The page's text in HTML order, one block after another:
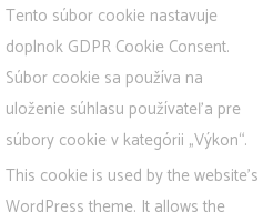
Tento súbor cookie nastavuje
doplnok GDPR Cookie Consent.
Súbor cookie sa používa na
uloženie súhlasu používateľa pre
súbory cookie v kategórii „Výkon“.
This cookie is used by the website's
WordPress theme. It allows the